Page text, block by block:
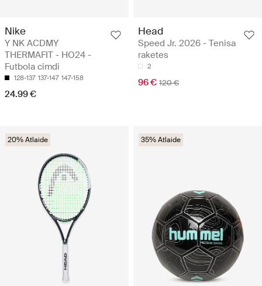
Nike
Y NK ACDMY
THERMAFIT - HO24 -
Futbola cimdi
128-137 137-147 147-158
24.99 €
Head
Speed Jr. 2026 - Tenisa
raketes
2
96 € 120 €
20% Atlaide 35% Atlaide